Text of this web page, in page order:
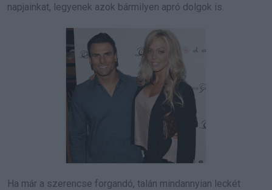
napjainkat, legyenek azok bármilyen apró dolgok is.
Ha már a szerencse forgandó, talán mindannyian leckét